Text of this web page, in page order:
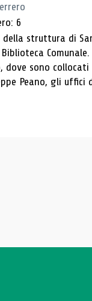
6
struttura di
sono
Peano, gli uffici